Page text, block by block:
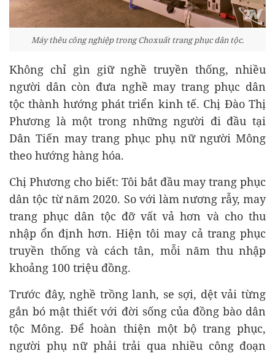
Máy thêu công nghiệp trong Choxuất trang phục dân tộc.
Không chỉ gìn giữ nghề truyền thống, nhiều
người dân còn đưa nghề may trang phục dân
tộc thành hướng phát triển kinh tế. Chị Đào Thị
Phương là một trong những người đi đầu tại
Dân Tiến may trang phục phụ nữ người Mông
theo hướng hàng hóa.
Chị Phương cho biết: Tôi bắt đầu may trang phục
dân tộc từ năm 2020. So với làm nương rẫy, may
trang phục dân tộc đỡ vất vả hơn và cho thu
nhập ổn định hơn. Hiện tôi may cả trang phục
truyền thống và cách tân, mỗi năm thu nhập
khoảng 100 triệu đồng.
Trước đây, nghề trồng lanh, se sợi, dệt vải từng
gắn bó mật thiết với đời sống của đồng bào dân
tộc Mông. Để hoàn thiện một bộ trang phục,
người phụ nữ phải trải qua nhiều công đoạn